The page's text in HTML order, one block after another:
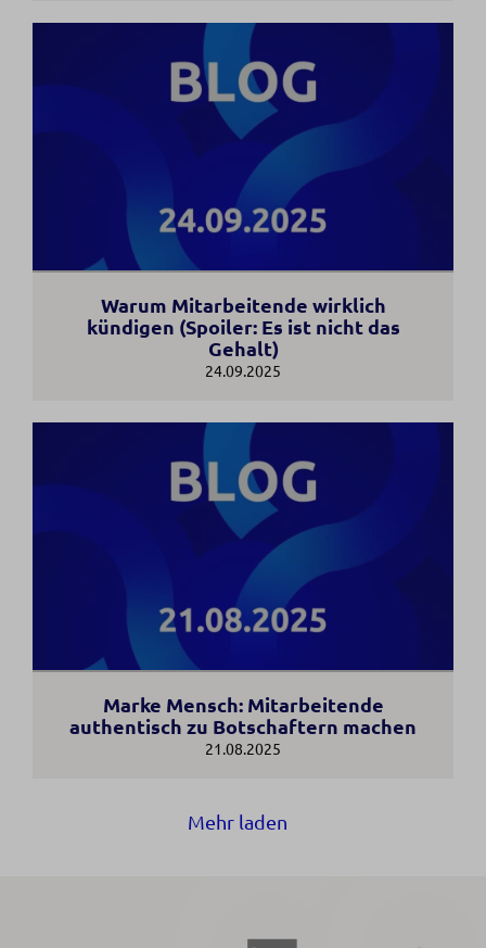
Warum Mitarbeitende wirklich
kündigen (Spoiler: Es ist nicht das
Gehalt)
24.09.2025
Marke Mensch: Mitarbeitende
authentisch zu Botschaftern machen
21.08.2025
Mehr laden